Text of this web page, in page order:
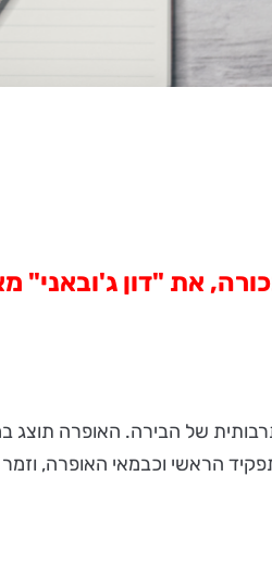
את "דון ג'ובאני"
של הבירה. האופרה תוצג
הראשי וכבמאי האופרה, וזמר